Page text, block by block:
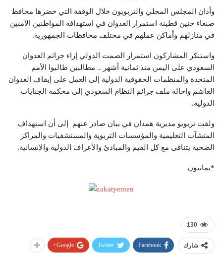
وأدان المجلس المحلي والتربويون خلال الوقفة التي حضرها محافظ
صنعاء حنين قطينة استمرار العدوان في استهدافه المواطنين الآمنين
في منازلهم وأماكن عملهم في مختلف محافظات الجمهورية.
واستنكر المشاركون استمرار الصمت الدولي إزاء جرائم العدوان
السعودي على اليمن منذ ثمانية أشهر .. مطالبين طالبوا الأمم
المتحدة والمنظمات الحقوقية الدولية إلى العمل على إيقاف العدوان
الغاشم وإحالة ملف جرائم النظام السعودي إلى محكمة الجنايات
الدولية.
ولفت تربويو مديرية همدان في بيان صادر عنهم إلى أن استهداف
المنشآت التعليمية والمؤسسات التربوية والمستشفيات والمراكز
الصحية يتنافى مع كل القيم والمبادئ والأعراف الدولية والإنسانية.
*يمانيون
130
شارك Facebook
Twitter
Google+